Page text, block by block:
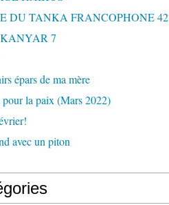
DU TANKA FRANCOPHONE 42
7
épars de ma mère
pour la paix (Mars 2022)
avec un piton